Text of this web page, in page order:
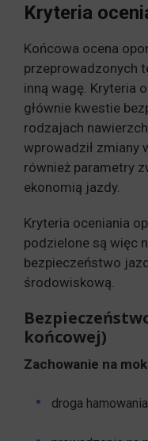
Kryteria
Końcowa ocena
przeprowadzonych
inną wagę. Kryteria
głównie kwestie
rodzajach
wprowadził zmiany
również parametry
ekonomią jazdy.
Kryteria oceniania
podzielone są więc
bezpieczeństwo
środowiskową.
końcowej)
Zachowanie na
droga